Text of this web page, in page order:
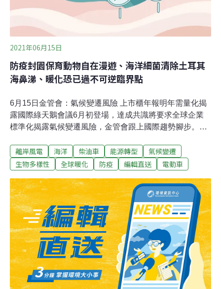
2021年06月15日
防疫封園保育動物自在漫遊、海洋細菌清除土耳其
海鼻涕、暖化恐已過不可逆臨界點
6月15日金管會：氣候變遷風險 上市櫃年報明年需量化揭
露國際綠天鵝會議6月初登場，達成共識將要求全球企業
標準化揭露氣候變遷風險，金管會跟上國際趨勢腳步。證
發行公司，需在年報揭露面對氣候變遷的潛在風險、因應
措施及溫室氣體盤查等資訊，且需提供量化、可具體比較
報時就得揭露。（經濟日報報導）環署補助7.8億 南市府
盼改善三爺溪水質環保署去年公布全台9大河川水質嚴重
污染測站，台南市三爺溪的網寮橋、五空橋、永寧橋測站
河川污染指數都大於6，代表嚴重污染，台南市府向環保
署爭取到7.8億元，辦理三爺溪上游排水截流及虎尾寮水資
源回收中心擴建發包工程，截管3.3公里，希望讓三爺溪水
質由嚴重污染，降至中度污染以下。（聯合報報導）
離岸風電 海洋 柴油車 能源轉型
氣候變遷
生物多樣性
全球暖化 防疫 編輯直送 電動車